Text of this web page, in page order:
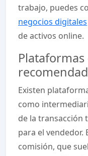
trabajo, puedes
negocios digitales
de activos online.
Existen
como
de la transacción
para el vendedor.
comisión, que